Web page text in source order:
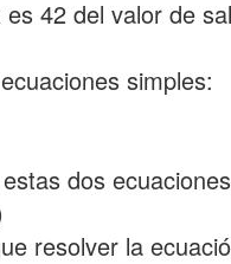
42 del valor de
simples:
dos
resolver la